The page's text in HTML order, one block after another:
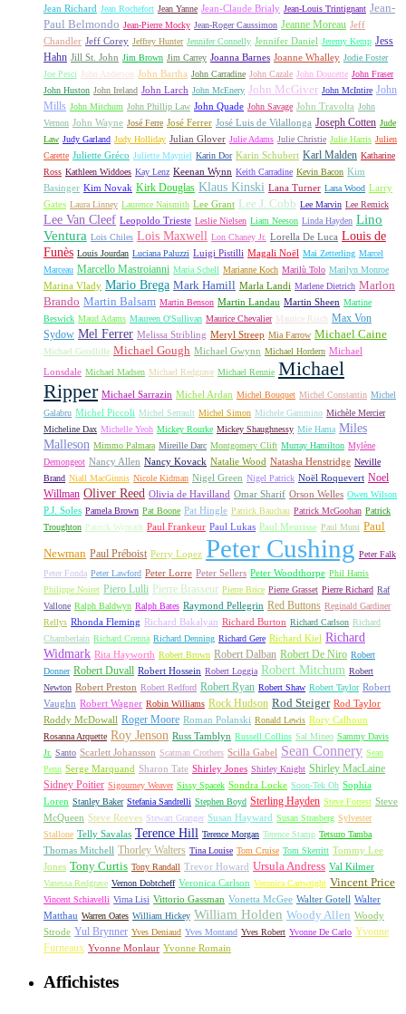
Jean Richard Jean Rochefort Jean Yanne Jean-Claude Brialy Jean-Louis Trintignant Jean-
Paul Belmondo Jean-Pierre Mocky Jean-Roger Caussimon Jeanne Moreau Jeff
Chandler Jeff Corey Jeffrey Hunter Jennifer Connelly Jennifer Daniel Jeremy Kemp Jess
Hahn Jill St. John Jim Brown Jim Carrey Joanna Barnes Joanne Whalley Jodie Foster
Joe Pesci
John Anderson John Bartha John Carradine John Cazale John Doucette John Fraser
John Huston John Ireland John Larch John McEnery John McGiver John McIntire John
Mills John Mitchum John Phillip Law John Quade John Savage John Travolta John
Vernon John Wayne José Ferre José Ferrer José Luis de Vilallonga Joseph Cotten Jude
Law Judy Garland Judy Holliday Julian Glover Julie Adams Julie Christie Julie Harris Julien
Carette Juliette Gréco Juliette Mayniel Karin Dor Karin Schubert Karl Malden Katharine
Ross Kathleen Widdoes Kay Lenz Keenan Wynn Keith Carradine Kevin Bacon Kim
Basinger Kim Novak Kirk Douglas Klaus Kinski Lana Turner Lana Wood Larry
Gates Laura Linney Laurence Naismith Lee Grant Lee J. Cobb Lee Marvin Lee Remick
Lee Van Cleef Leopoldo Trieste Leslie Nielsen Liam Neeson Linda Hayden Lino
Ventura Lois Chiles Lois Maxwell Lon Chaney Jr. Lorella De Luca Louis de
Funès Louis Jourdan Luciana Paluzzi Luigi Pistilli Magali Noël Mai Zetterling Marcel
Marceau Marcello Mastroianni Maria Schell Marianne Koch Marilù Tolo Marilyn Monroe
Marina Vlady Mario Brega Mark Hamill Marla Landi Marlene Dietrich Marlon
Brando Martin Balsam Martin Benson Martin Landau Martin Sheen Martine
Beswick Maud Adams Maureen O'Sullivan Maurice Chevalier Maurice Risch Max Von
Sydow Mel Ferrer Melissa Stribling Meryl Streep Mia Farrow Michael Caine
Michael Goodliffe Michael Gough Michael Gwynn Michael Hordern Michael
Lonsdale Michael Madsen Michael Redgrave Michael Rennie Michael
Ripper Michael Sarrazin Michel Ardan Michel Bouquet Michel Constantin Michel
Galabru Michel Piccoli Michel Serrault Michel Simon Michele Gammino Michèle Mercier
Micheline Dax Michelle Yeoh Mickey Rourke Mickey Shaughnessy Mie Hama Miles
Malleson Mimmo Palmara Mireille Darc Montgomery Clift Murray Hamilton Mylène
Demongeot Nancy Allen Nancy Kovack Natalie Wood Natasha Henstridge Neville
Brand Niall MacGinnis Nicole Kidman Nigel Green Nigel Patrick Noël Roquevert Noel
Willman Oliver Reed Olivia de Havilland Omar Sharif Orson Welles Owen Wilson
P.J. Soles Pamela Brown Pat Boone Pat Hingle Patrick Bauchau Patrick McGoohan Patrick
Troughton Patrick Wymark Paul Frankeur Paul Lukas Paul Meurisse Paul Muni Paul
Newman Paul Préboist Perry Lopez Peter Cushing Peter Falk
Peter Fonda Peter Lawford Peter Lorre Peter Sellers Peter Woodthorpe Phil Harris
Philippe Noiret Piero Lulli Pierre Brasseur Pierre Brice Pierre Grasset Pierre Richard Raf
Vallone Ralph Baldwyn Ralph Bates Raymond Pellegrin Red Buttons Reginald Gardiner
Rellys Rhonda Fleming Richard Bakalyan Richard Burton Richard Carlson Richard
Chamberlain Richard Crenna Richard Denning Richard Gere Richard Kiel Richard
Widmark Rita Hayworth Robert Brown Robert Dalban Robert De Niro Robert
Donner Robert Duvall Robert Hossein Robert Loggia Robert Mitchum Robert
Newton Robert Preston Robert Redford Robert Ryan Robert Shaw Robert Taylor Robert
Vaughn Robert Wagner Robin Williams Rock Hudson Rod Steiger Rod Taylor
Roddy McDowall Roger Moore Roman Polanski Ronald Lewis Rory Calhoun
Rosanna Arquette Roy Jenson Russ Tamblyn Russell Collins Sal Mineo Sammy Davis
Jr. Santo Scarlett Johansson Scatman Crothers Scilla Gabel Sean Connery Sean
Penn Serge Marquand Sharon Tate Shirley Jones Shirley Knight Shirley MacLaine
Sidney Poitier Sigourney Weaver Sissy Spacek Sondra Locke Soon-Tek Oh Sophia
Loren Stanley Baker Stefania Sandrelli Stephen Boyd Sterling Hayden Steve Forrest Steve
McQueen Steve Reeves Stewart Granger Susan Hayward Susan Strasberg Sylvester
Stallone Telly Savalas Terence Hill Terence Morgan Terence Stamp Tetsuro Tamba
Thomas Mitchell Thorley Walters Tina Louise Tom Cruise Tom Skerritt Tommy Lee
Jones Tony Curtis Tony Randall Trevor Howard Ursula Andress Val Kilmer
Vanessa Redgrave Vernon Dobtcheff Veronica Carlson Veronica Cartwright Vincent Price
Vincent Schiavelli Virna Lisi Vittorio Gassman Vonetta McGee Walter Gotell Walter
Matthau Warren Oates William Hickey William Holden Woody Allen Woody
Strode Yul Brynner Yves Deniaud Yves Montand Yves Robert Yvonne De Carlo Yvonne
Furneaux Yvonne Monlaur Yvonne Romain
Affichistes